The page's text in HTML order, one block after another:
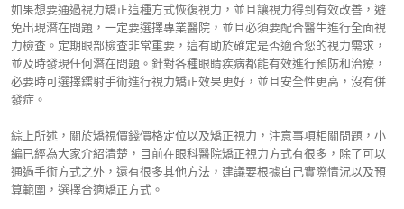
如果想要通過視力矯正這種方式恢復視力，並且讓視力得到有效改善，避
免出現潛在問題，一定要選擇專業醫院，並且必須要配合醫生進行全面視
力檢查。定期眼部檢查非常重要，這有助於確定是否適合您的視力需求，
並及時發現任何潛在問題。針對各種眼睛疾病都能有效進行預防和治療，
必要時可選擇鐳射手術進行視力矯正效果更好，並且安全性更高，沒有併
發症。
綜上所述，關於矯視價錢價格定位以及矯正視力，注意事項相關問題，小
編已經為大家介紹清楚，目前在眼科醫院矯正視力方式有很多，除了可以
通過手術方式之外，還有很多其他方法，建議要根據自己實際情況以及預
算範圍，選擇合適矯正方式。